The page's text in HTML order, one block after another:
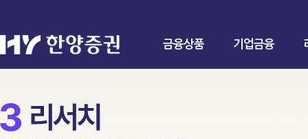
금융상품 기업금융